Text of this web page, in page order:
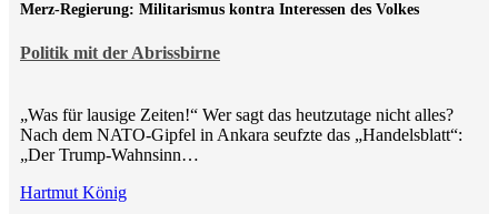
Politik mit der Abrissbirne
Merz-Regierung: Militarismus kontra Inte­ressen des Volkes
„Was für lausige Zeiten!“ Wer sagt das heutzutage nicht alles?
Nach dem NATO-Gipfel in Ankara seufzte das „Handelsblatt“:
„Der Trump-Wahnsinn…
Hartmut König